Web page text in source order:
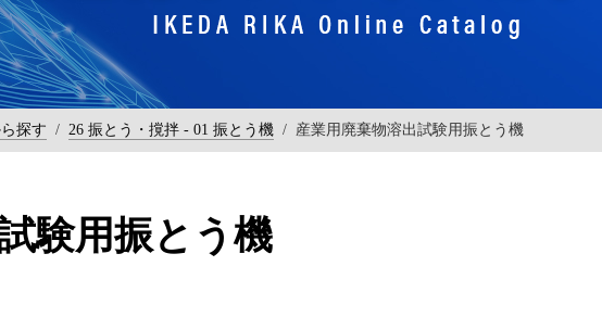
探す / 26 振とう・撹拌 - 01 振とう機 / 産業用廃棄物溶出試験用振とう機
験用振とう機